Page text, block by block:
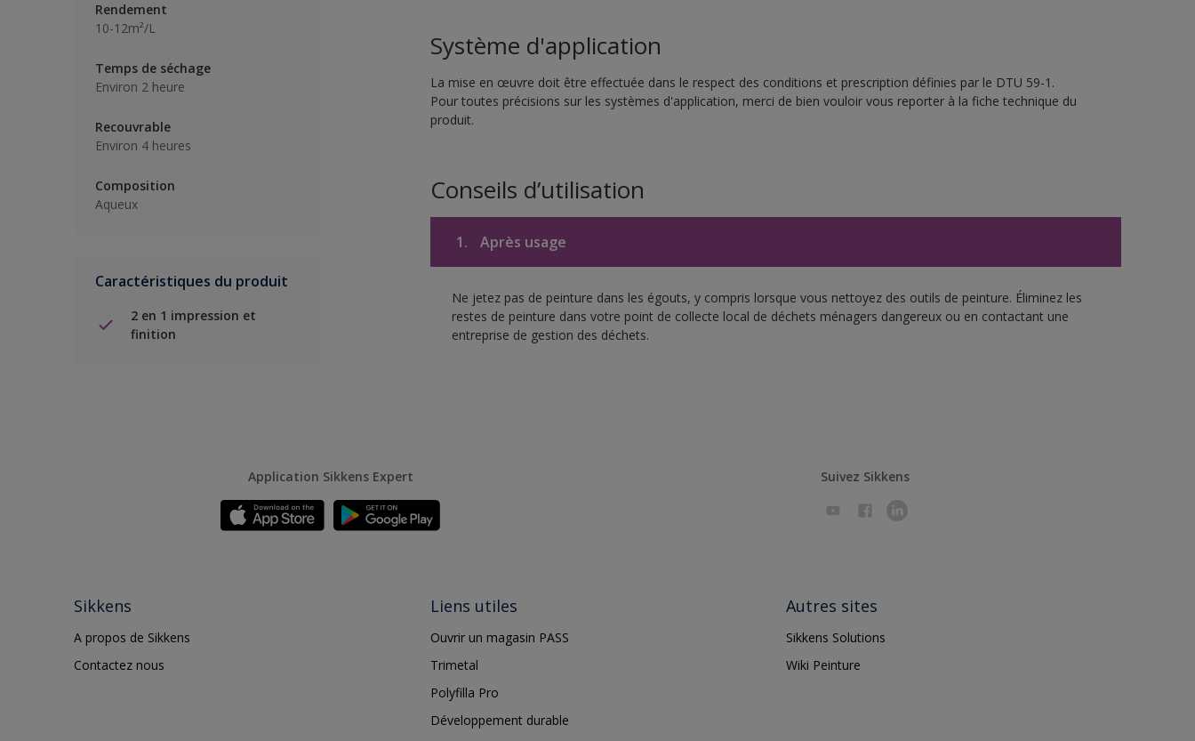
Rendement
10-12m²/L
Temps de séchage
Environ 2 heure
Recouvrable
Environ 4 heures
Composition
Aqueux
Caractéristiques du produit
2 en 1 impression et
finition
Système d'application
La mise en œuvre doit être effectuée dans le respect des conditions et prescription définies par le DTU 59-1.
Pour toutes précisions sur les systèmes d'application, merci de bien vouloir vous reporter à la fiche technique du
produit.
Conseils d’utilisation
1. Après usage
Ne jetez pas de peinture dans les égouts, y compris lorsque vous nettoyez des outils de peinture. Éliminez les
restes de peinture dans votre point de collecte local de déchets ménagers dangereux ou en contactant une
entreprise de gestion des déchets.
Application Sikkens Expert Suivez Sikkens
Sikkens
A propos de Sikkens
Contactez nous
Liens utiles
Ouvrir un magasin PASS
Trimetal
Polyfilla Pro
Développement durable
Autres sites
Sikkens Solutions
Wiki Peinture